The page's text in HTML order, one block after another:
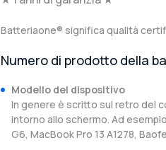
Batteriaone® significa qualità
Numero di prodotto della
Modello del dispositivo
In genere è scritto sul retro del
intorno allo schermo. Ad
G6, MacBook Pro 13 A1278,